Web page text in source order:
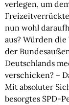
verlegen, um
nun wohl
aus? Würden
der
Deutschlands
verschicken? –
Mit absoluter
besorgtes SPD-